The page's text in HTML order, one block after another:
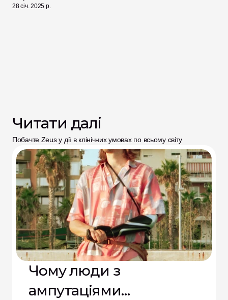
28 січ. 2025 р.
Читати далі
Побачте Zeus у дії в клінічних умовах по всьому світу
Чому люди з
ампутаціями